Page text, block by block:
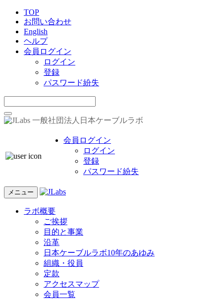
TOP
お問い合わせ
English
ヘルプ
会員ログイン
ログイン
登録
パスワード紛失
一般社団法人日本ケーブルラボ
会員ログイン
ログイン
登録
パスワード紛失
メニュー
ラボ概要
ご挨拶
目的と事業
沿革
日本ケーブルラボ10年のあゆみ
組織・役員
定款
アクセスマップ
会員一覧